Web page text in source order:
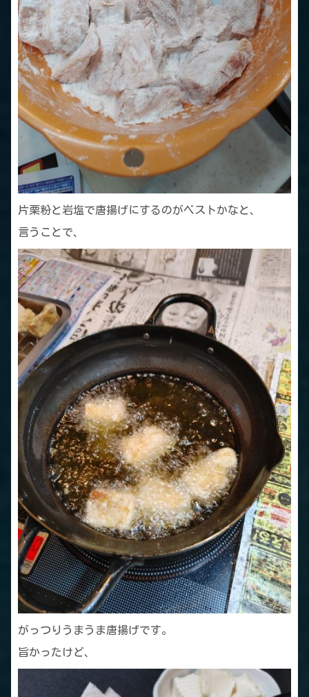
片栗粉と岩塩で唐揚げにするのがベストかなと、
言うことで、
がっつりうまうま唐揚げです。
旨かったけど、